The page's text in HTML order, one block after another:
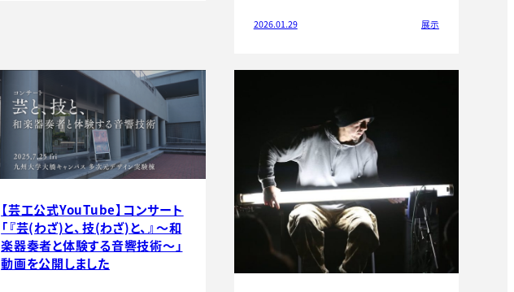
2026.01.29 展示
【芸工公式YouTube】コンサート
「『芸(わざ)と、技(わざ)と、』～和
楽器奏者と体験する音響技術～」
動画を公開しました